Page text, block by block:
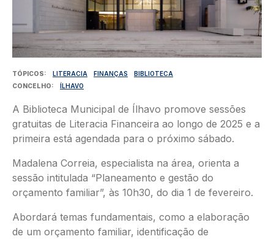
TÓPICOS LITERACIA FINANÇAS
BIBLIOTECA
CONCELHO
ÍLHAVO
A Biblioteca Municipal de Ílhavo promove sessões
gratuitas de Literacia Financeira ao longo de 2025 e a
primeira está agendada para o próximo sábado.
Madalena Correia, especialista na área, orienta a
sessão intitulada “Planeamento e gestão do
orçamento familiar”, às 10h30, do dia 1 de fevereiro.
Abordará temas fundamentais, como a elaboração
de um orçamento familiar, identificação de